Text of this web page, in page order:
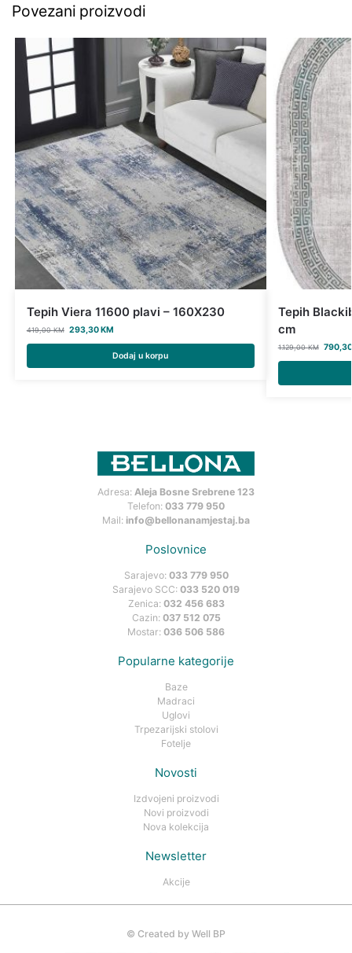
Povezani proizvodi
Tepih Viera 11600 plavi – 160X230
419,00KM 293,30KM
Dodaj u korpu
Tepih
cm
1.129,00KM
Adresa: Aleja Bosne Srebrene 123
Telefon: 033 779 950
Mail: info@bellonanamjestaj.ba
Poslovnice
Sarajevo: 033 779 950
Sarajevo SCC: 033 520 019
Zenica: 032 456 683
Cazin: 037 512 075
Mostar: 036 506 586
Popularne kategorije
Baze
Madraci
Uglovi
Trpezarijski stolovi
Fotelje
Novosti
Izdvojeni proizvodi
Novi proizvodi
Nova kolekcija
Newsletter
Akcije
© Created by Well BP